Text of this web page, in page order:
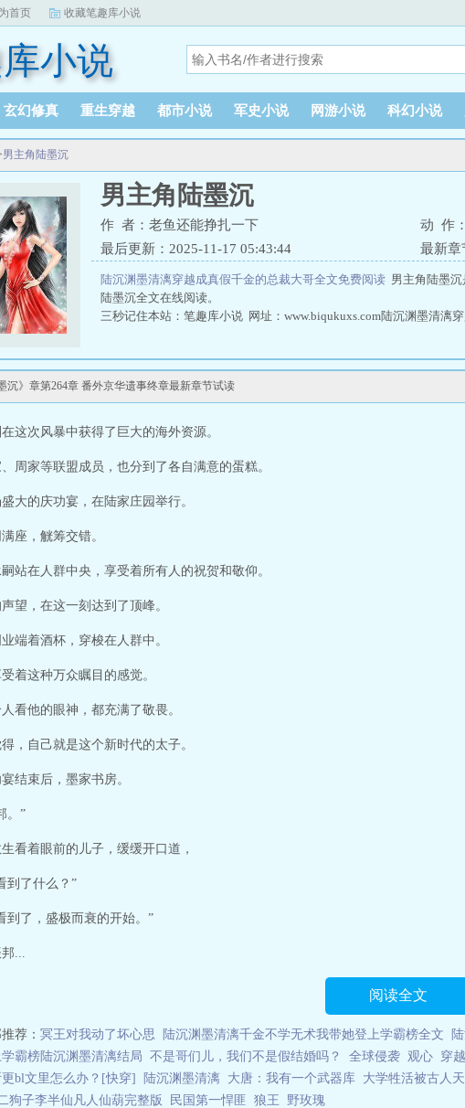
首页 收藏笔趣库小说
小说
玄幻修真 重生穿越 都市小说 军史小说 网游小说 科幻小说
男主角陆墨沉
男主角陆墨沉
作 者：老鱼还能挣扎一下 动 作：
最后更新：2025-11-17 05:43:44
最新章
陆沉渊墨清漓穿越成真假千金的总裁大哥全文免费阅读 男主角陆墨
陆墨沉全文在线阅读。
三秒记住本站：笔趣库小说 网址：www.biqukuxs.com陆沉渊墨清漓
沉》章第264章 番外京华遗事终章最新章节试读
在这次风暴中获得了巨大的海外资源。
周家等联盟成员，也分到了各自满意的蛋糕。
大的庆功宴，在陆家庄园举行。
座，觥筹交错。
嗣站在人群中央，享受着所有人的祝贺和敬仰。
望，在这一刻达到了顶峰。
业端着酒杯，穿梭在人群中。
着这种万众瞩目的感觉。
看他的眼神，都充满了敬畏。
，自己就是这个新时代的太子。
结束后，墨家书房。
。”
看着眼前的儿子，缓缓开口道，
到了什么？”
到了，盛极而衰的开始。”
...
阅读全文
荐： 冥王对我动了坏心思 陆沉渊墨清漓千金不学无术我带她登上学霸榜全文
霸榜陆沉渊墨清漓结局 不是哥们儿，我们不是假结婚吗？ 全球侵袭 观心 穿
bl文里怎么办？[快穿]
陆沉渊墨清漓 大唐：我有一个武器库 大学牲活被古人
狗子李半仙凡人仙葫完整版 民国第一悍匪 狼王 野玫瑰